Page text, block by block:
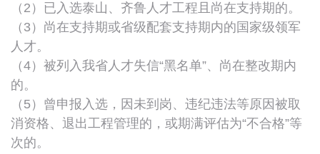
（2）已入选泰山、齐鲁人才工程且尚在支持期的。
（3）尚在支持期或省级配套支持期内的国家级领军
人才。
（4）被列入我省人才失信“黑名单”、尚在整改期内
的。
（5）曾申报入选，因未到岗、违纪违法等原因被取
消资格、退出工程管理的，或期满评估为“不合格”等
次的。